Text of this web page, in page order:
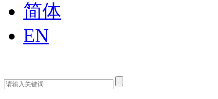
简体
EN